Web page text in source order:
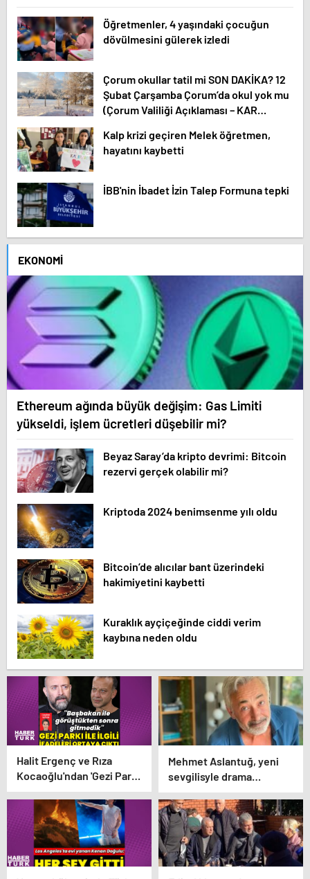
Öğretmenler, 4 yaşındaki çocuğun
dövülmesini gülerek izledi
Çorum okullar tatil mi SON DAKİKA? 12
Şubat Çarşamba Çorum’da okul yok mu
(Çorum Valiliği Açıklaması – KAR
Kalp krizi geçiren Melek öğretmen,
hayatını kaybetti
İBB'nin İbadet İzin Talep Formuna tepki
EKONOMI
Ethereum ağında büyük değişim: Gas Limiti
yükseldi, işlem ücretleri düşebilir mi?
Beyaz Saray’da kripto devrimi: Bitcoin
rezervi gerçek olabilir mi?
Kriptoda 2024 benimsenme yılı oldu
Bitcoin’de alıcılar bant üzerindeki
hakimiyetini kaybetti
Kuraklık ayçiçeğinde ciddi verim
kaybına neden oldu
Halit Ergenç ve Rıza
Kocaoğlu'ndan 'Gezi Parkı'
ifadesi – Magazin
haberleri
Mehmet Aslantuğ, yeni
sevgilisyle drama
çalışmalarında tanıştı –
Magazin haberleri